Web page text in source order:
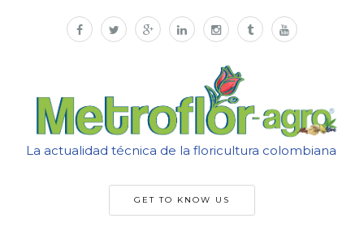
La actualidad técnica de la floricultura colombiana
GET TO KNOW US